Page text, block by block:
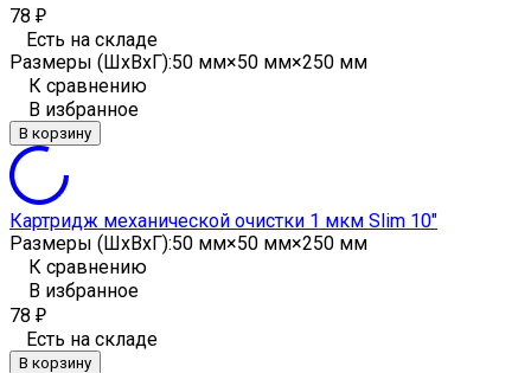
78 ₽
Есть на складе
Размеры (ШxВxГ):50 мм×50 мм×250 мм
К сравнению
В избранное
В корзину
Картридж механической очистки 1 мкм Slim 10"
Размеры (ШxВxГ):50 мм×50 мм×250 мм
К сравнению
В избранное
78 ₽
Есть на складе
В корзину